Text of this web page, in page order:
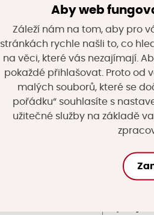
Doba
Místo
Aby web
Záleží nám na tom, aby pro
stránkách rychle našli to, co
na věci, které vás nezajímají.
pokaždé přihlašovat. Proto od
malých souborů, které se
pořádku“ souhlasíte s
užitečné služby na základě